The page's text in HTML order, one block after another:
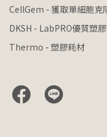
CellGem - 獲取單細胞克
DKSH - LabPRO優質塑
Thermo - 塑膠耗材